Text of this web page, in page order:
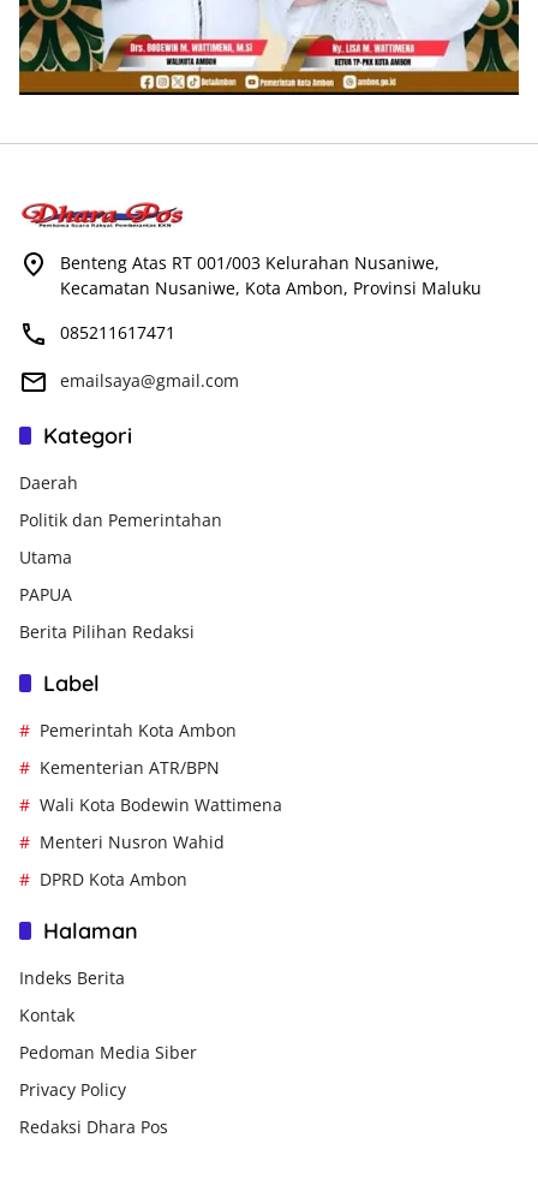
Benteng Atas RT 001/003 Kelurahan Nusaniwe,
Kecamatan Nusaniwe, Kota Ambon, Provinsi Maluku
085211617471
emailsaya@gmail.com
Kategori
Daerah
Politik dan Pemerintahan
Utama
PAPUA
Berita Pilihan Redaksi
Label
Pemerintah Kota Ambon
Kementerian ATR/BPN
Wali Kota Bodewin Wattimena
Menteri Nusron Wahid
DPRD Kota Ambon
Halaman
Indeks Berita
Kontak
Pedoman Media Siber
Privacy Policy
Redaksi Dhara Pos